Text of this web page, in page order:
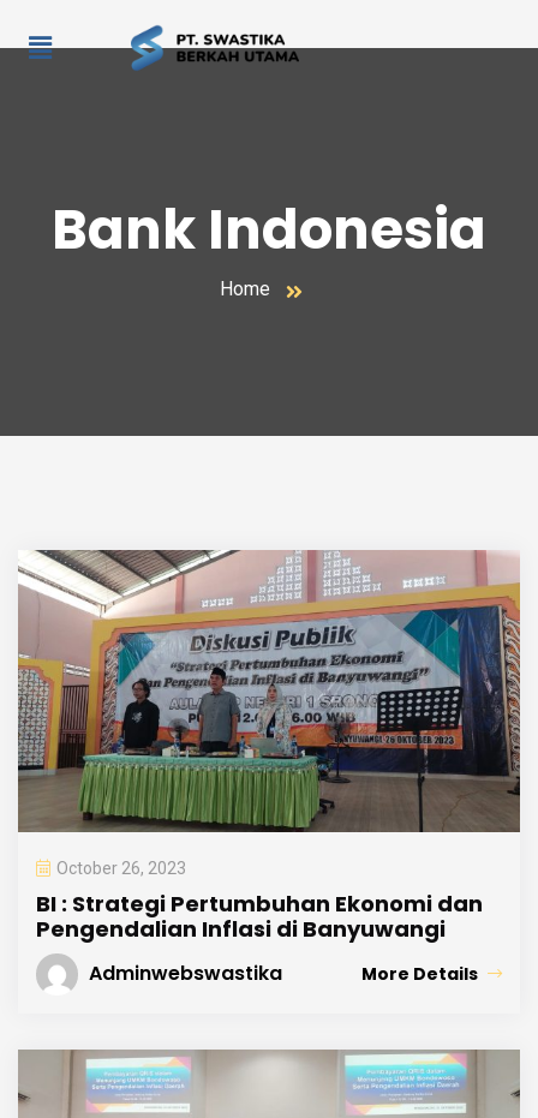
Bank Indonesia
Home
October 26, 2023
BI : Strategi Pertumbuhan Ekonomi dan
Pengendalian Inflasi di Banyuwangi
Adminwebswastika More Details